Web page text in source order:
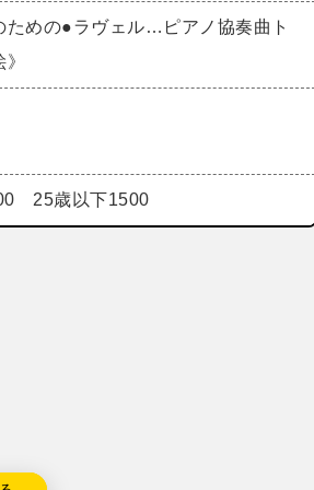
めの●ラヴェル…ピアノ協奏曲ト
25歳以下1500